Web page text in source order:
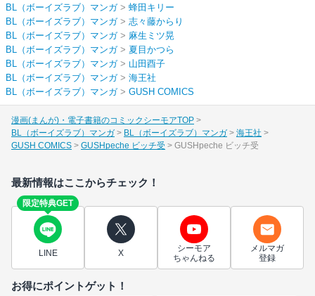
BL（ボーイズラブ）マンガ> 蜂田キリー
BL（ボーイズラブ）マンガ> 志々藤からり
BL（ボーイズラブ）マンガ> 麻生ミツ晃
BL（ボーイズラブ）マンガ> 夏目かつら
BL（ボーイズラブ）マンガ> 山田酉子
BL（ボーイズラブ）マンガ> 海王社
BL（ボーイズラブ）マンガ> GUSH COMICS
漫画(まんが)・電子書籍のコミックシーモアTOP
BL（ボーイズラブ）マンガ
BL（ボーイズラブ）マンガ
海王社
GUSH COMICS
GUSHpeche ビッチ受 GUSHpeche ビッチ受
最新情報はここからチェック！
限定特典GET
LINE X
シーモア
ちゃんねる
メルマガ
登録
お得にポイントゲット！